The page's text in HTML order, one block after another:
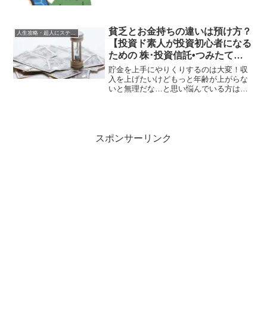
人生攻略・超人にステップアップ
貧乏とお金持ちの違いは預け方？
【投資ド素人が投資初心者になる
ための 株･投資信託•つみたて
NISA•iDeCo•ふるさと納税 超入
門】
貯金を上手にやりくりするのは大変！収
入を上げたいけどもっと年齢が上がらな
いと無理だな…と思い悩んでいる方は多
面、「でも投資って危ないんでしょ？」
という方に向けて初心者向けの
スポンサーリンク